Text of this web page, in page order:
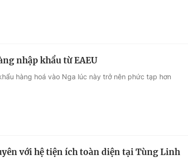
nhập khẩu từ EAEU
hàng hoá vào Nga lúc này trở nên phức tạp hơn
với hệ tiện ích toàn diện tại Tùng Linh